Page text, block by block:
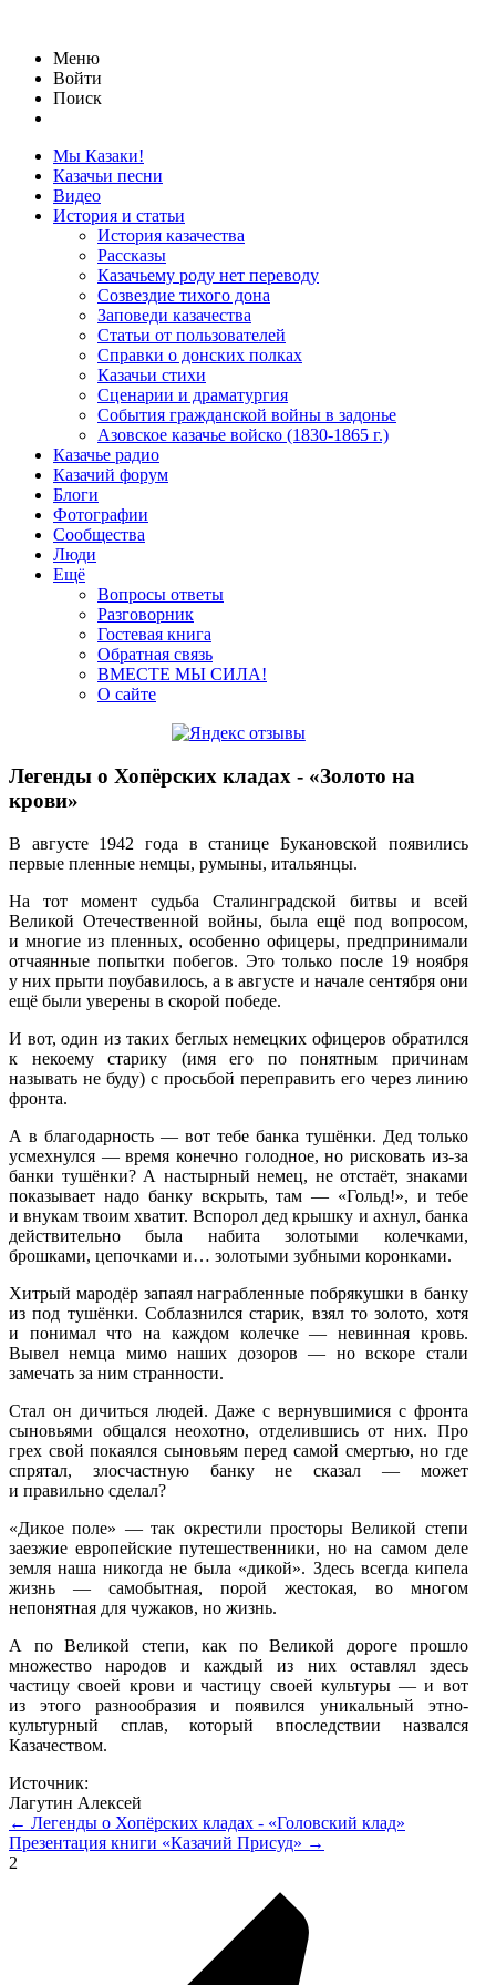
Меню
Войти
Поиск
Мы Казаки!
Казачьи песни
Видео
История и статьи
История казачества
Рассказы
Казачьему роду нет переводу
Созвездие тихого дона
Заповеди казачества
Статьи от пользователей
Справки о донских полках
Казачьи стихи
Сценарии и драматургия
События гражданской войны в задонье
Азовское казачье войско (1830-1865 г.)
Казачье радио
Казачий форум
Блоги
Фотографии
Сообщества
Люди
Ещё
Вопросы ответы
Разговорник
Гостевая книга
Обратная связь
ВМЕСТЕ МЫ СИЛА!
О сайте
Легенды о Хопёрских кладах - «Золото на
крови»
В августе 1942 года в станице Букановской появились
первые пленные немцы, румыны, итальянцы.
На тот момент судьба Сталинградской битвы и всей
Великой Отечественной войны, была ещё под вопросом,
и многие из пленных, особенно офицеры, предпринимали
отчаянные попытки побегов. Это только после 19 ноября
у них прыти поубавилось, а в августе и начале сентября они
ещё были уверены в скорой победе.
И вот, один из таких беглых немецких офицеров обратился
к некоему старику (имя его по понятным причинам
называть не буду) с просьбой переправить его через линию
фронта.
А в благодарность — вот тебе банка тушёнки. Дед только
усмехнулся — время конечно голодное, но рисковать из-за
банки тушёнки? А настырный немец, не отстаёт, знаками
показывает надо банку вскрыть, там — «Гольд!», и тебе
и внукам твоим хватит. Вспорол дед крышку и ахнул, банка
действительно была набита золотыми колечками,
брошками, цепочками и… золотыми зубными коронками.
Хитрый мародёр запаял награбленные побрякушки в банку
из под тушёнки. Соблазнился старик, взял то золото, хотя
и понимал что на каждом колечке — невинная кровь.
Вывел немца мимо наших дозоров — но вскоре стали
замечать за ним странности.
Стал он дичиться людей. Даже с вернувшимися с фронта
сыновьями общался неохотно, отделившись от них. Про
грех свой покаялся сыновьям перед самой смертью, но где
спрятал, злосчастную банку не сказал — может
и правильно сделал?
«Дикое поле» — так окрестили просторы Великой степи
заезжие европейские путешественники, но на самом деле
земля наша никогда не была «дикой». Здесь всегда кипела
жизнь — самобытная, порой жестокая, во многом
непонятная для чужаков, но жизнь.
А по Великой степи, как по Великой дороге прошло
множество народов и каждый из них оставлял здесь
частицу своей крови и частицу своей культуры — и вот
из этого разнообразия и появился уникальный этно-
культурный сплав, который впоследствии назвался
Казачеством.
Источник:
Лагутин Алексей
← Легенды о Хопёрских кладах - «Головский клад»
Презентация книги «Казачий Присуд» →
2